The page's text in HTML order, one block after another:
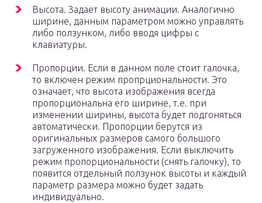
Высота. Задает высоту анимации. Аналогично
ширине, данным параметром можно управлять
либо ползунком, либо вводя цифры с
клавиатуры.
Пропорции. Если в данном поле стоит галочка,
то включен режим пропрциональности. Это
означает, что высота изображения всегда
пропорциональна его ширине, т.е. при
изменении ширины, высота будет подгоняться
автоматически. Пропорции берутся из
оригинальных размеров самого большого
загруженного изображения. Если выключить
режим пропорциональности (снять галочку), то
появится отдельный ползунок высоты и каждый
параметр размера можно будет задать
индивидуально.